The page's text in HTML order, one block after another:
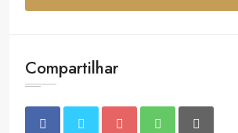
Compartilhar